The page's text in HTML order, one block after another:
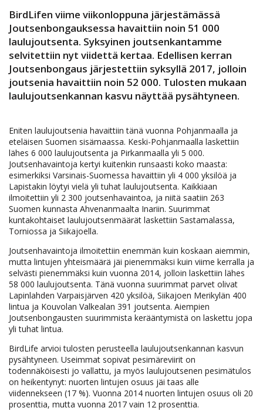
BirdLifen viime viikonloppuna järjestämässä
Joutsenbongauksessa havaittiin noin 51 000
laulujoutsenta. Syksyinen joutsenkantamme
selvitettiin nyt viidettä kertaa. Edellisen kerran
Joutsenbongaus järjestettiin syksyllä 2017, jolloin
joutsenia havaittiin noin 52 000. Tulosten mukaan
laulujoutsenkannan kasvu näyttää pysähtyneen.
Eniten laulujoutsenia havaittiin tänä vuonna Pohjanmaalla ja
eteläisen Suomen sisämaassa. Keski-Pohjanmaalla laskettiin
lähes 6 000 laulujoutsenta ja Pirkanmaalla yli 5 000.
Joutsenhavaintoja kertyi kuitenkin runsaasti koko maasta:
esimerkiksi Varsinais-Suomessa havaittiin yli 4 000 yksilöä ja
Lapistakin löytyi vielä yli tuhat laulujoutsenta. Kaikkiaan
ilmoitettiin yli 2 300 joutsenhavaintoa, ja niitä saatiin 263
Suomen kunnasta Ahvenanmaalta Inariin. Suurimmat
kuntakohtaiset laulujoutsenmäärät laskettiin Sastamalassa,
Torniossa ja Siikajoella.
Joutsenhavaintoja ilmoitettiin enemmän kuin koskaan aiemmin,
mutta lintujen yhteismäärä jäi pienemmäksi kuin viime kerralla ja
selvästi pienemmäksi kuin vuonna 2014, jolloin laskettiin lähes
58 000 laulujoutsenta. Tänä vuonna suurimmat parvet olivat
Lapinlahden Varpaisjärven 420 yksilöä, Siikajoen Merikylän 400
lintua ja Kouvolan Valkealan 391 joutsenta. Aiempien
Joutsenbongausten suurimmista kerääntymistä on laskettu jopa
yli tuhat lintua.
BirdLife arvioi tulosten perusteella laulujoutsenkannan kasvun
pysähtyneen. Useimmat sopivat pesimäreviirit on
todennäköisesti jo vallattu, ja myös laulujoutsenen pesimätulos
on heikentynyt: nuorten lintujen osuus jäi taas alle
viidennekseen (17 %). Vuonna 2014 nuorten lintujen osuus oli 20
prosenttia, mutta vuonna 2017 vain 12 prosenttia.